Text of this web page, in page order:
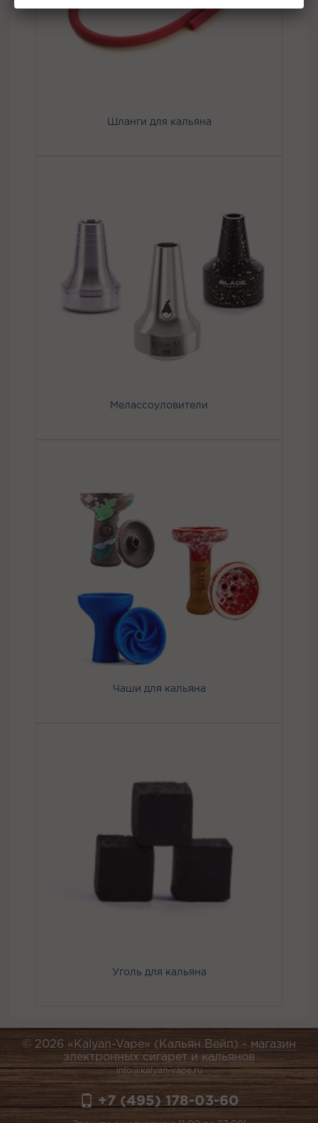
Шланги для кальяна
Мелассоуловители
Чаши для кальяна
Уголь для кальяна
© 2026 «Kalyan-Vape» (Кальян Вейп) - магазин
электронных сигарет и кальянов
info@kalyan-vape.ru
+7 (495) 178-03-60